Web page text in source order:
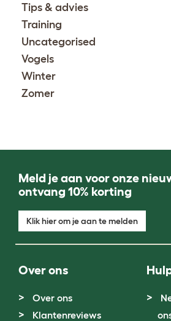
Tips & advies
Training
Uncategorised
Vogels
Winter
Zomer
Meld je aan voor onze
ontvang 10% korting
Klik hier om je aan te melden
Over ons
Over ons
Klantenreviews